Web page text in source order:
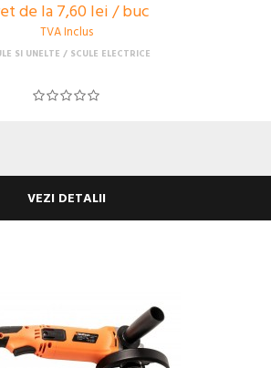
de la 7,60 lei / buc
TVA Inclus
SI UNELTE SCULE ELECTRICE
VEZI DETALII